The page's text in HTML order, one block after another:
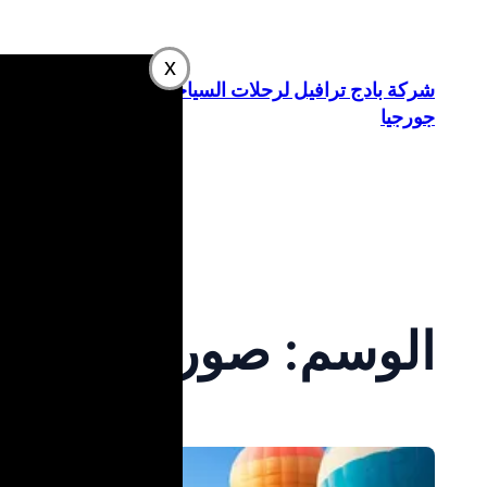
x
المحتوىشركة بادج ترافيل لرحلات السياحة في
جورجيا
الوسم: صور سياحية